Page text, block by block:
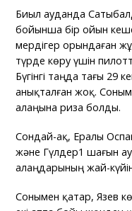
Биыл ауданда
бойынша бір ойын
мердігер орындаған
түрде көру үшін
Бүгінгі таңда тағы 29
анықталған жоқ.
алаңына риза болды.
Сондай-ақ, Ералы
және Гүлдер1 шағын
алаңдарының жай-
Сонымен қатар, Язев